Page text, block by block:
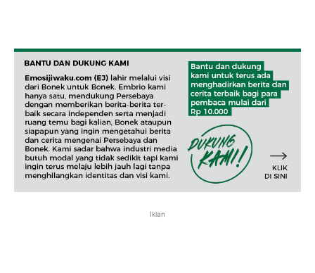
Iklan